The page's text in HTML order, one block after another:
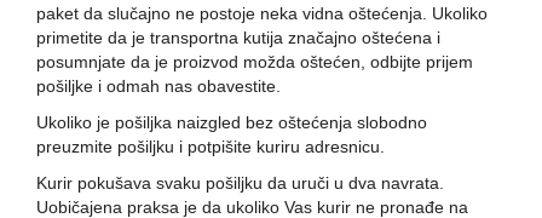
paket da slučajno ne postoje neka vidna oštećenja. Ukoliko
primetite da je transportna kutija značajno oštećena i
posumnjate da je proizvod možda oštećen, odbijte prijem
pošiljke i odmah nas obavestite.
Ukoliko je pošiljka naizgled bez oštećenja slobodno
preuzmite pošiljku i potpišite kuriru adresnicu.
Kurir pokušava svaku pošiljku da uruči u dva navrata.
Uobičajena praksa je da ukoliko Vas kurir ne pronađe na